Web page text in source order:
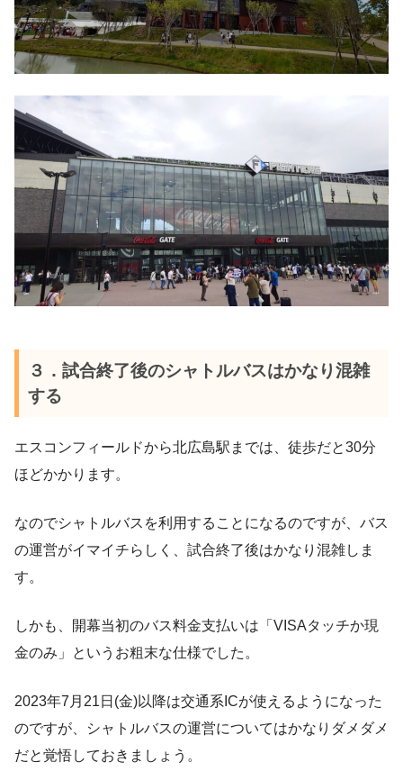
３．試合終了後のシャトルバスはかなり混雑
する
エスコンフィールドから北広島駅までは、徒歩だと30分
ほどかかります。
なのでシャトルバスを利用することになるのですが、バス
の運営がイマイチらしく、試合終了後はかなり混雑しま
す。
しかも、開幕当初のバス料金支払いは「VISAタッチか現
金のみ」というお粗末な仕様でした。
2023年7月21日(金)以降は交通系ICが使えるようになった
のですが、シャトルバスの運営についてはかなりダメダメ
だと覚悟しておきましょう。